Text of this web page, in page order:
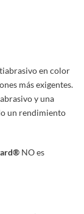
en color
más exigentes.
y una
un rendimiento
NO es